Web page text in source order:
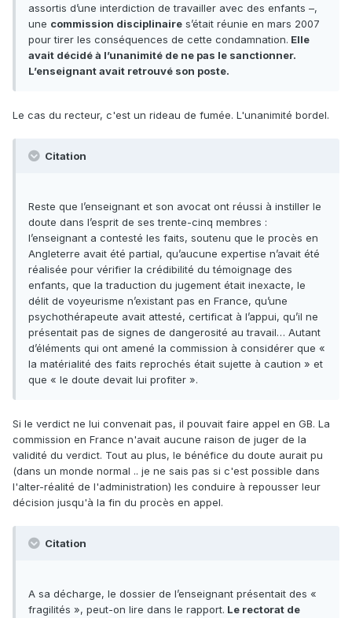
assortis d’une interdiction de travailler avec des enfants –,
une commission disciplinaire s’était réunie en mars 2007
pour tirer les conséquences de cette condamnation. Elle
avait décidé à l’unanimité de ne pas le sanctionner.
L’enseignant avait retrouvé son poste.
Le cas du recteur, c'est un rideau de fumée. L'unanimité bordel.
Citation
Reste que l’enseignant et son avocat ont réussi à instiller le
doute dans l’esprit de ses trente-cinq membres :
l’enseignant a contesté les faits, soutenu que le procès en
Angleterre avait été partial, qu’aucune expertise n’avait été
réalisée pour vérifier la crédibilité du témoignage des
enfants, que la traduction du jugement était inexacte, le
délit de voyeurisme n’existant pas en France, qu’une
psychothérapeute avait attesté, certificat à l’appui, qu’il ne
présentait pas de signes de dangerosité au travail… Autant
d’éléments qui ont amené la commission à considérer que «
la matérialité des faits reprochés était sujette à caution » et
que « le doute devait lui profiter ».
Si le verdict ne lui convenait pas, il pouvait faire appel en GB. La
commission en France n'avait aucune raison de juger de la
validité du verdict. Tout au plus, le bénéfice du doute aurait pu
(dans un monde normal .. je ne sais pas si c'est possible dans
l'alter-réalité de l'administration) les conduire à repousser leur
décision jusqu'à la fin du procès en appel.
Citation
A sa décharge, le dossier de l’enseignant présentait des «
fragilités », peut-on lire dans le rapport. Le rectorat de